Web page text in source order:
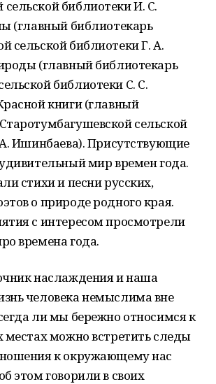
библиотеки И. С.
(главный библиотекарь
сельской библиотеки Г. А.
(главный библиотекарь
библиотеки С. С.
книги (главный
сельской
Ишинбаева). Присутствующие
мир времен года.
стихи и песни русских,
о природе родного края.
с интересом просмотрели
времена года.
наслаждения и наша
человека немыслима вне
ли мы бережно относимся к
местах можно встретить следы
к окружающему нас
этом говорили в своих